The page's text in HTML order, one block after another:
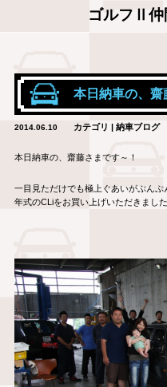
ゴルフⅡ仲
本日納車の、齋
2014.06.10 カテゴリ | 納車ブログ
本日納車の、齋藤さまです～！
一目見ただけでも極上ぐあいがぷん
年式のCLiをお買い上げいただきまし